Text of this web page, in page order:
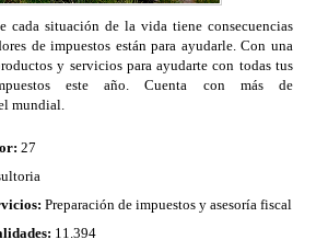
cada situación de la vida tiene consecuencias
de impuestos están para ayudarle. Con una
y servicios para ayudarte con todas tus
este año. Cuenta con más de
mundial.
27
Preparación de impuestos y asesoría fiscal
11.394